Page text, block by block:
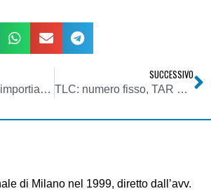
Gli Imam d’Italia: importiamo la nostra cultura religiosa
SUCCESSIVO
TLC: numero fisso, TAR boccia test, verso decisioneCalabrò-Gentiloni
di Milano nel 1999, diretto dall’avv.